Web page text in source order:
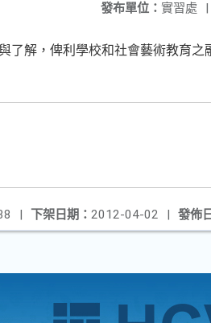
發布單位： 實習處 |
了解，俾利學校和社會藝術教育之
發佈
下架日期： 2012-04-02 |
|